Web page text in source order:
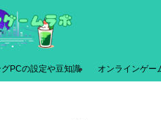
PCの設定や豆知識 オンラインゲー